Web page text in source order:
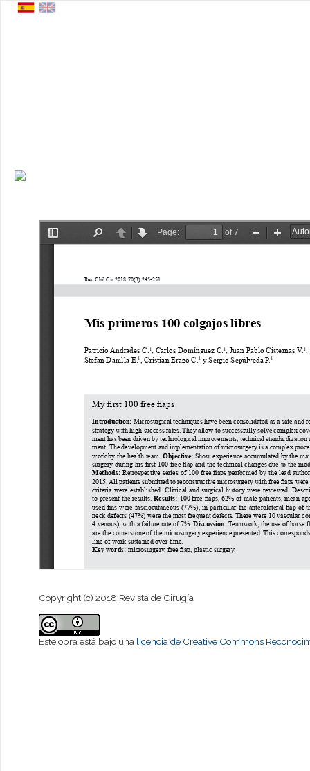
Copyright (c) 2018 Revista de Cirugía
Este obra está bajo una licencia de Creative Commons